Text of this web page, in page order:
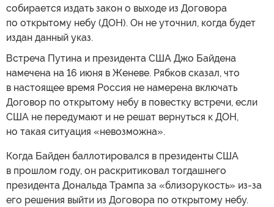
собирается издать закон о выходе из Договора
по открытому небу (ДОН). Он не уточнил, когда будет
издан данный указ.
Встреча Путина и президента США Джо Байдена
намечена на 16 июня в Женеве. Рябков сказал, что
в настоящее время Россия не намерена включать
Договор по открытому небу в повестку встречи, если
США не передумают и не решат вернуться к ДОН,
но такая ситуация «невозможна».
Когда Байден баллотировался в президенты США
в прошлом году, он раскритиковал тогдашнего
президента Дональда Трампа за «близорукость» из-за
его решения выйти из Договора по открытому небу.